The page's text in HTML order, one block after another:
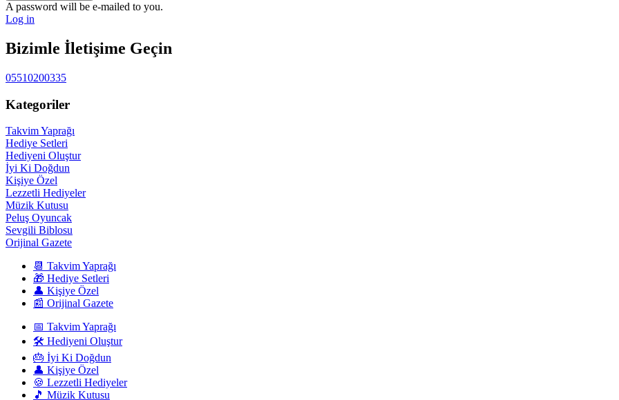
A password will be e-mailed to you.
Log in
Bizimle İletişime Geçin
05510200335
Kategoriler
Takvim Yaprağı
Hediye Setleri
Hediyeni Oluştur
İyi Ki Doğdun
Kişiye Özel
Lezzetli Hediyeler
Müzik Kutusu
Peluş Oyuncak
Sevgili Biblosu
Orijinal Gazete
📆 Takvim Yaprağı
🎁 Hediye Setleri
👤 Kişiye Özel
📰 Orijinal Gazete
📅 Takvim Yaprağı
🛠️ Hediyeni Oluştur
🎂 İyi Ki Doğdun
👤 Kişiye Özel
🍪 Lezzetli Hediyeler
🎵 Müzik Kutusu